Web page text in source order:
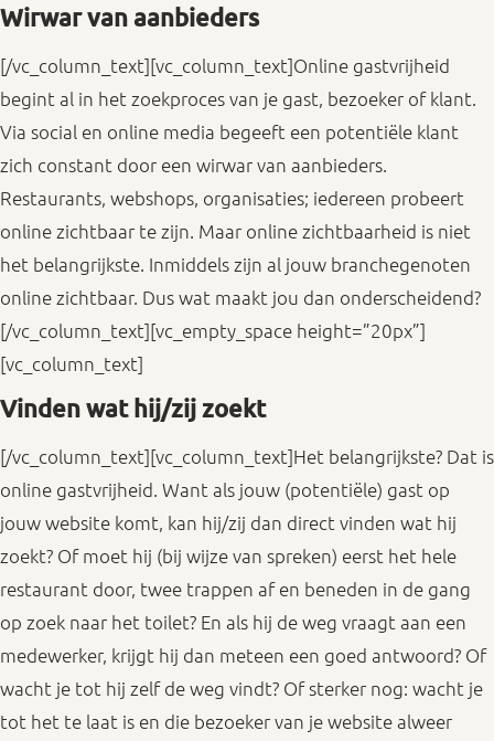
Wirwar van aanbieders
[/vc_column_text][vc_column_text]Online gastvrijheid
begint al in het zoekproces van je gast, bezoeker of klant.
Via social en online media begeeft een potentiële klant
zich constant door een wirwar van aanbieders.
Restaurants, webshops, organisaties; iedereen probeert
online zichtbaar te zijn. Maar online zichtbaarheid is niet
het belangrijkste. Inmiddels zijn al jouw branchegenoten
online zichtbaar. Dus wat maakt jou dan onderscheidend?
[/vc_column_text][vc_empty_space height=”20px”]
[vc_column_text]
Vinden wat hij/zij zoekt
[/vc_column_text][vc_column_text]Het belangrijkste? Dat is
online gastvrijheid. Want als jouw (potentiële) gast op
jouw website komt, kan hij/zij dan direct vinden wat hij
zoekt? Of moet hij (bij wijze van spreken) eerst het hele
restaurant door, twee trappen af en beneden in de gang
op zoek naar het toilet? En als hij de weg vraagt aan een
medewerker, krijgt hij dan meteen een goed antwoord? Of
wacht je tot hij zelf de weg vindt? Of sterker nog: wacht je
tot het te laat is en die bezoeker van je website alweer